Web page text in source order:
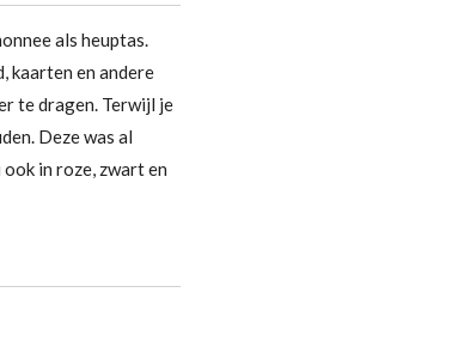
als heuptas.
kaarten en andere
te dragen. Terwijl je
Deze was al
in roze, zwart en